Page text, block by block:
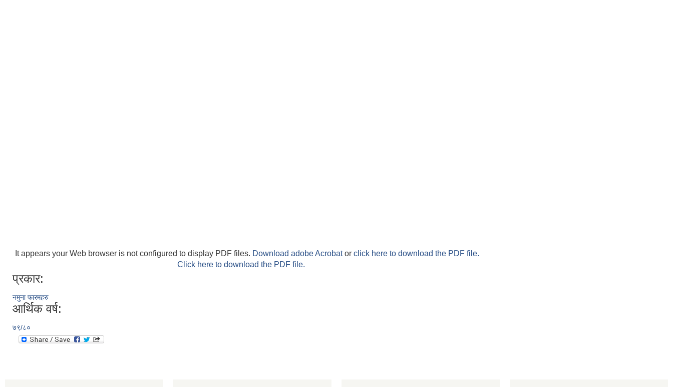
It appears your Web browser is not configured to display PDF files. Download adobe Acrobator click here to download the PDF file.
Click here to download the PDF file.
प्रकार:
नमुना फारमहरु
आर्थिक वर्ष:
७९/८०